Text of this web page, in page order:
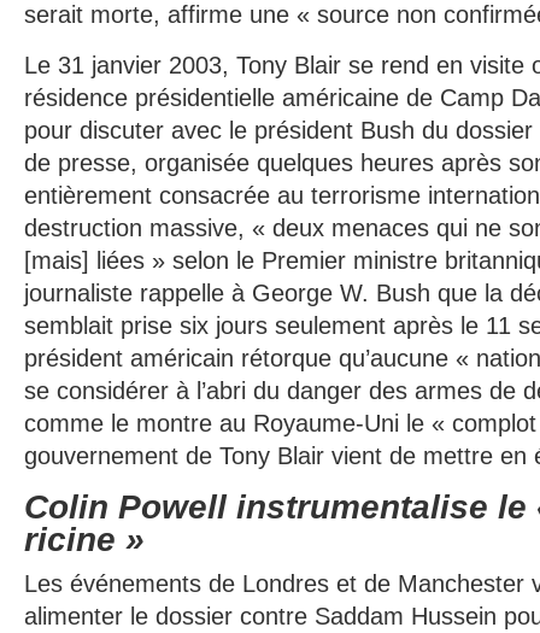
serait morte, affirme une « source non
Le 31 janvier 2003, Tony Blair se rend en visite
résidence présidentielle américaine de Camp
pour discuter avec le président Bush du
de presse, organisée quelques heures après
entièrement consacrée au terrorisme
destruction massive, « deux menaces qui ne
[mais] liées » selon le Premier ministre
journaliste rappelle à George W. Bush que la
semblait prise six jours seulement après le 11
président américain rétorque qu’aucune «
se considérer à l’abri du danger des armes de
comme le montre au Royaume-Uni le «
gouvernement de Tony Blair vient de mettre en
Colin Powell instrumentalise le
ricine »
Les événements de Londres et de Manchester
alimenter le dossier contre Saddam Hussein